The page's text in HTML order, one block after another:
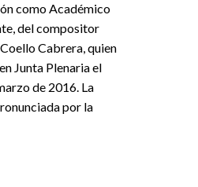
como Académico
del compositor
Cabrera, quien
Junta Plenaria el
de 2016. La
por la